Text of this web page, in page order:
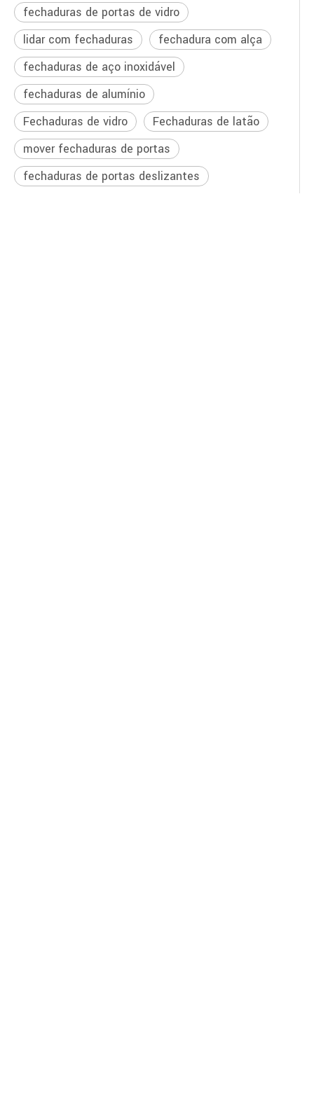
fechaduras de portas de vidro
lidar com fechaduras
fechadura com alça
fechaduras de aço inoxidável
fechaduras de alumínio
Fechaduras de vidro
Fechaduras de latão
mover fechaduras de portas
fechaduras de portas deslizantes